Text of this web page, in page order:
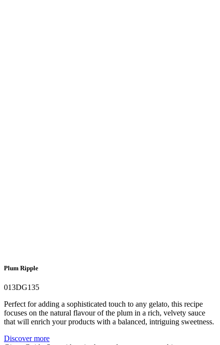
Plum Ripple
013DG135
Perfect for adding a sophisticated touch to any gelato, this recipe
focuses on the natural flavour of the plum in a rich, velvety sauce
that will enrich your products with a balanced, intriguing sweetness.
Discover more